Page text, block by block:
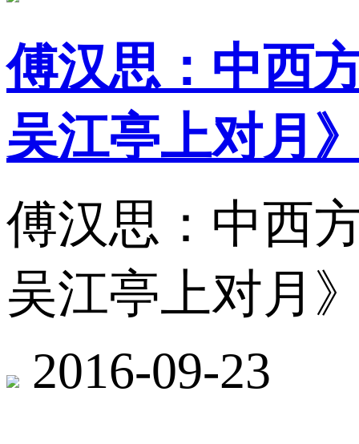
傅汉思：中西
吴江亭上对月
傅汉思：中西
吴江亭上对月
2016-09-23